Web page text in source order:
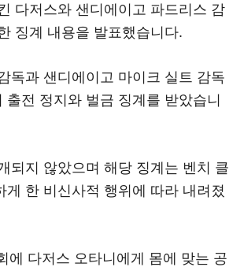
다저스와 샌디에이고 파드리스 감
징계 내용을 발표했습니다.
독과 샌디에이고 마이크 실트 감독
출전 정지와 벌금 징계를 받았습니
되지 않았으며 해당 징계는 벤치 클
게 한 비신사적 행위에 따라 내려졌
에 다저스 오타니에게 몸에 맞는 공